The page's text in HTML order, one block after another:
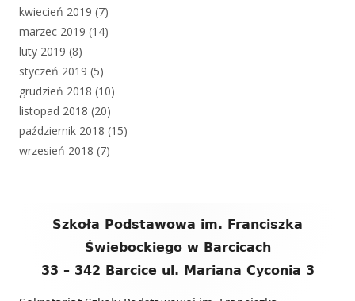
kwiecień 2019 (7)
marzec 2019 (14)
luty 2019 (8)
styczeń 2019 (5)
grudzień 2018 (10)
listopad 2018 (20)
październik 2018 (15)
wrzesień 2018 (7)
Zawartość
Szkoła Podstawowa im. Franciszka
Świebockiego w Barcicach
33 – 342 Barcice ul. Mariana Cyconia 3